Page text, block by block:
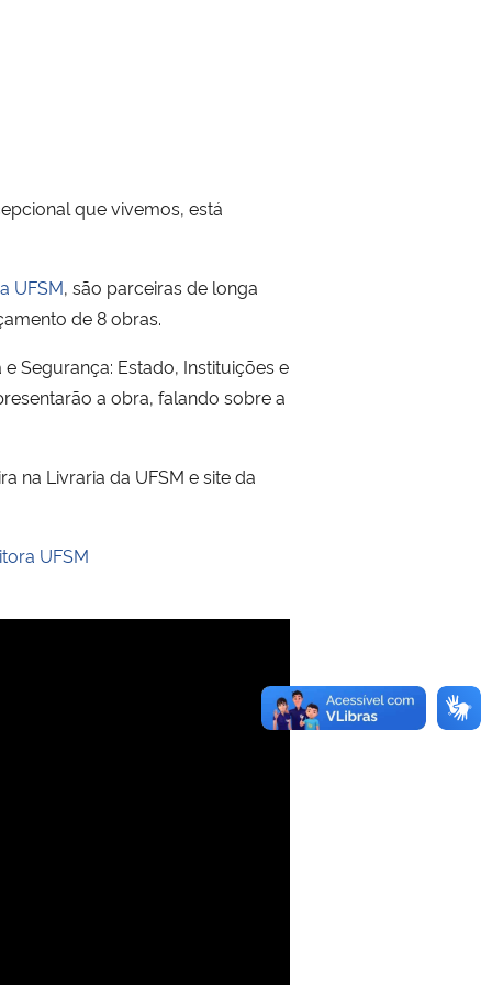
que vivemos, está
UFSM, são parceiras de longa
de 8 obras.
Segurança: Estado, Instituições e
a obra, falando sobre a
na Livraria da UFSM e site da
UFSM